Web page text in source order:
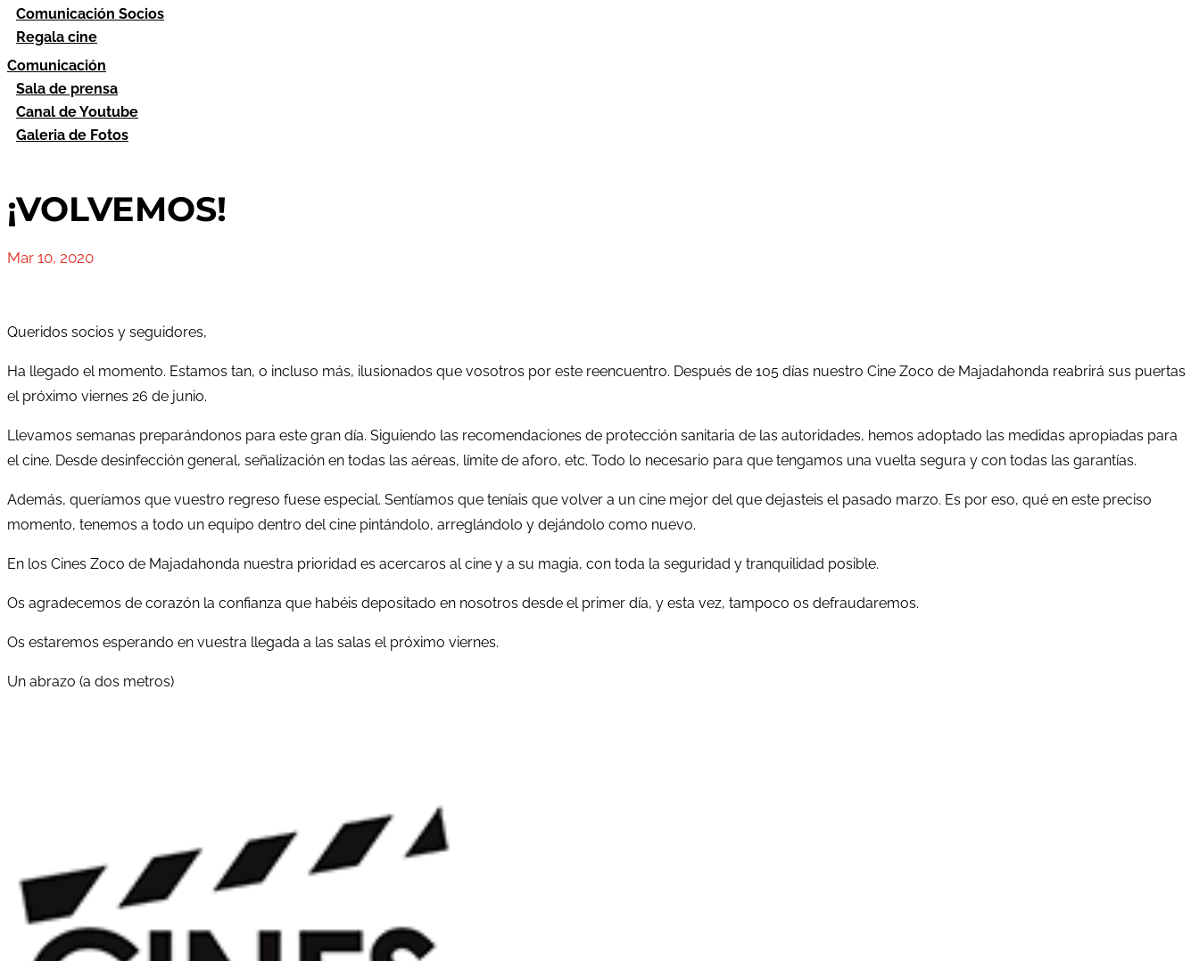
Comunicación Socios
Regala cine
Comunicación
Sala de prensa
Canal de Youtube
Galeria de Fotos
¡VOLVEMOS!
Mar 10, 2020
Queridos socios y seguidores,
Ha llegado el momento. Estamos tan, o incluso más, ilusionados que vosotros por este reencuentro. Después de 105 días nuestro Cine Zoco de Majadahonda reabrirá sus puertas
el próximo viernes 26 de junio.
Llevamos semanas preparándonos para este gran día. Siguiendo las recomendaciones de protección sanitaria de las autoridades, hemos adoptado las medidas apropiadas para
el cine. Desde desinfección general, señalización en todas las aéreas, límite de aforo, etc. Todo lo necesario para que tengamos una vuelta segura y con todas las garantías.
Además, queríamos que vuestro regreso fuese especial. Sentíamos que teníais que volver a un cine mejor del que dejasteis el pasado marzo. Es por eso, qué en este preciso
momento, tenemos a todo un equipo dentro del cine pintándolo, arreglándolo y dejándolo como nuevo.
En los Cines Zoco de Majadahonda nuestra prioridad es acercaros al cine y a su magia, con toda la seguridad y tranquilidad posible.
Os agradecemos de corazón la confianza que habéis depositado en nosotros desde el primer día, y esta vez, tampoco os defraudaremos.
Os estaremos esperando en vuestra llegada a las salas el próximo viernes.
Un abrazo (a dos metros)